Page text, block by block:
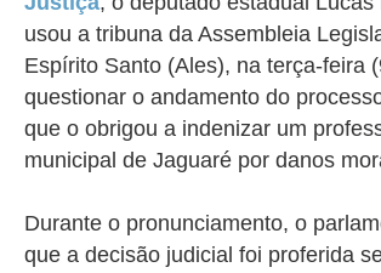
usou a tribuna da Assembleia
Espírito Santo (Ales), na terça-feira
questionar o andamento do
que o obrigou a indenizar um
municipal de Jaguaré por danos
Durante o pronunciamento, o
que a decisão judicial foi proferida